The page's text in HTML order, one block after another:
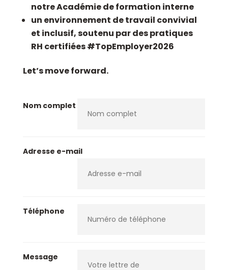
notre Académie de formation interne
un environnement de travail convivial
et inclusif, soutenu par des pratiques
RH certifiées #TopEmployer2026
Let’s move forward.
Nom complet
Adresse e-mail
Téléphone
Message